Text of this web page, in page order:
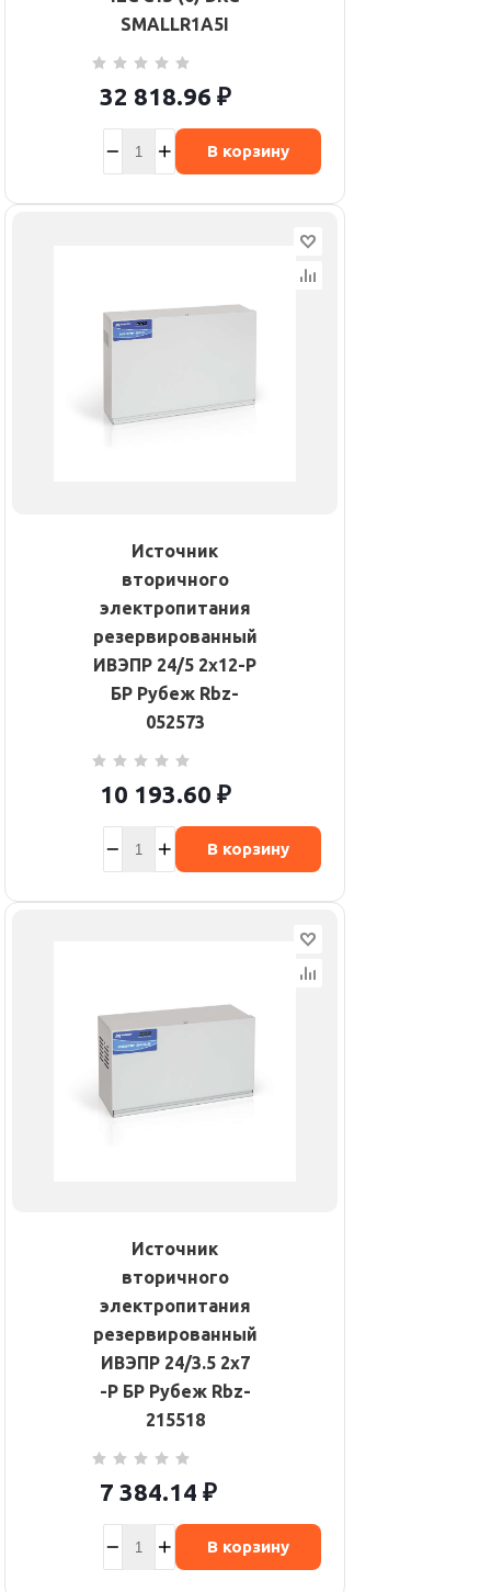
SMALLR1A5I
32 818.96 ₽
В корзину
Источник
вторичного
электропитания
резервированный
ИВЭПР 24/5 2х12-Р
БР Рубеж Rbz-
052573
10 193.60 ₽
В корзину
Источник
вторичного
электропитания
резервированный
ИВЭПР 24/3.5 2х7
-Р БР Рубеж Rbz-
215518
7 384.14 ₽
В корзину